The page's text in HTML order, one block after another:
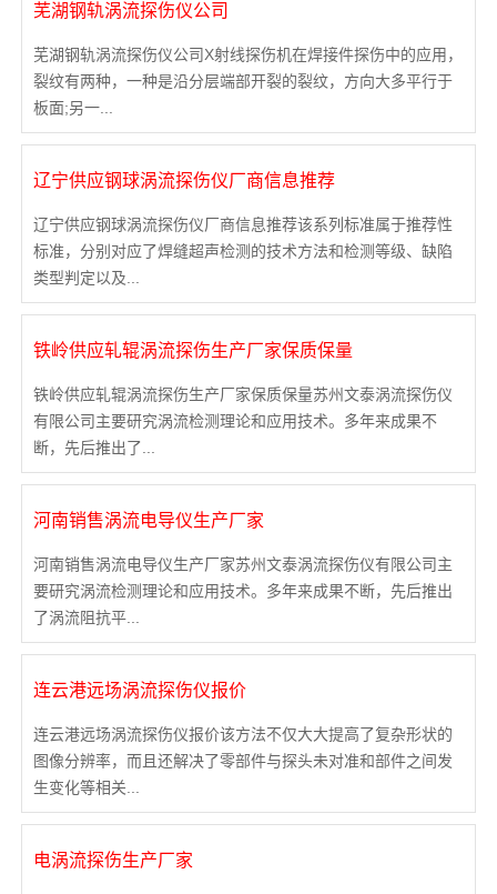
芜湖钢轨涡流探伤仪公司
芜湖钢轨涡流探伤仪公司X射线探伤机在焊接件探伤中的应用，
裂纹有两种，一种是沿分层端部开裂的裂纹，方向大多平行于
板面;另一...
辽宁供应钢球涡流探伤仪厂商信息推荐
辽宁供应钢球涡流探伤仪厂商信息推荐该系列标准属于推荐性
标准，分别对应了焊缝超声检测的技术方法和检测等级、缺陷
类型判定以及...
铁岭供应轧辊涡流探伤生产厂家保质保量
铁岭供应轧辊涡流探伤生产厂家保质保量苏州文泰涡流探伤仪
有限公司主要研究涡流检测理论和应用技术。多年来成果不
断，先后推出了...
河南销售涡流电导仪生产厂家
河南销售涡流电导仪生产厂家苏州文泰涡流探伤仪有限公司主
要研究涡流检测理论和应用技术。多年来成果不断，先后推出
了涡流阻抗平...
连云港远场涡流探伤仪报价
连云港远场涡流探伤仪报价该方法不仅大大提高了复杂形状的
图像分辨率，而且还解决了零部件与探头未对准和部件之间发
生变化等相关...
电涡流探伤生产厂家